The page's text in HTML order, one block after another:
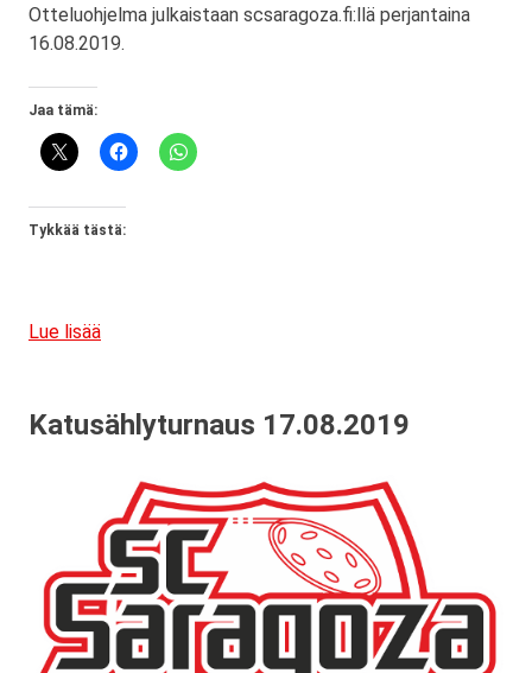
Otteluohjelma julkaistaan scsaragoza.fi:llä perjantaina
16.08.2019.
Jaa tämä:
Tykkää tästä:
Lue lisää
Katusählyturnaus 17.08.2019